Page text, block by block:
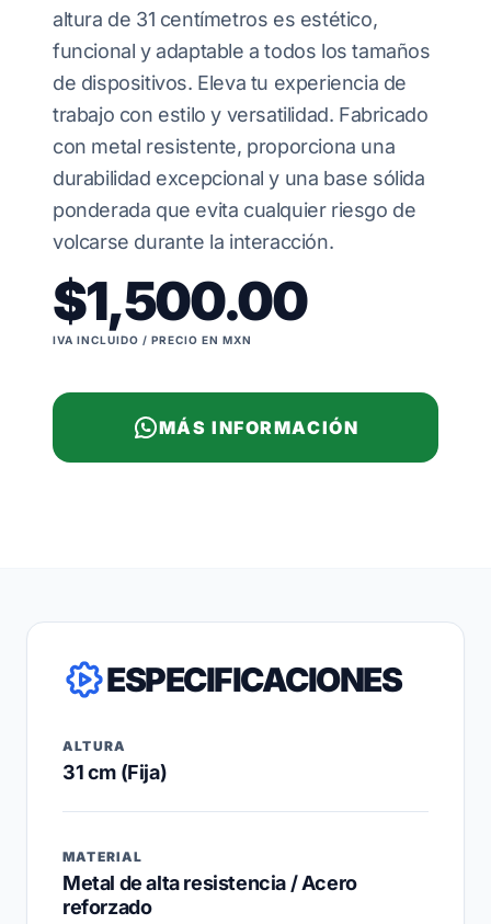
altura de 31 centímetros es estético,
funcional y adaptable a todos los tamaños
de dispositivos. Eleva tu experiencia de
trabajo con estilo y versatilidad. Fabricado
con metal resistente, proporciona una
durabilidad excepcional y una base sólida
ponderada que evita cualquier riesgo de
volcarse durante la interacción.
$1,500.00
IVA INCLUIDO / PRECIO EN MXN
MÁS INFORMACIÓN
ESPECIFICACIONES
ALTURA
31 cm (Fija)
MATERIAL
Metal de alta resistencia / Acero
reforzado